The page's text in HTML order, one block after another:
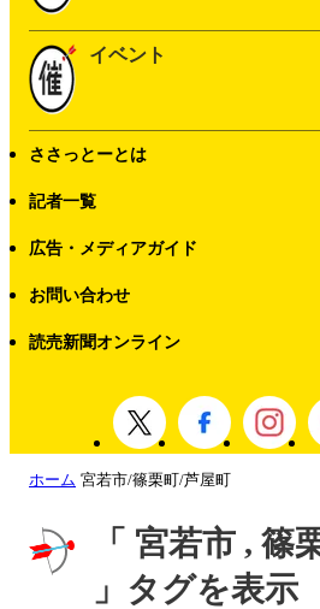
イベント
ささっとーとは
記者一覧
広告・メディアガイド
お問い合わせ
読売新聞オンライン
ホーム 宮若市/篠栗町/芦屋町
「 宮若市 , 篠
」タグを表示